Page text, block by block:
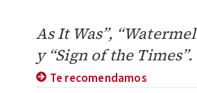
As It Was”,
y “Sign of the Times”.
Te recomendamos